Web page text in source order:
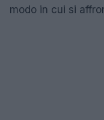
modo in cui si